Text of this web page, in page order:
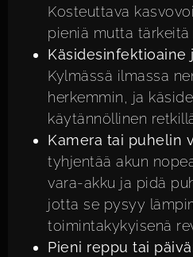
Kosteuttava
pieniä mutta
Käsidesinfektioaine
Kylmässä ilmassa
herkemmin, ja
käytännöllinen
Kamera tai puhelin
tyhjentää akun
vara-akku ja pidä
jotta se pysyy
toimintakykyisenä
Pieni reppu tai